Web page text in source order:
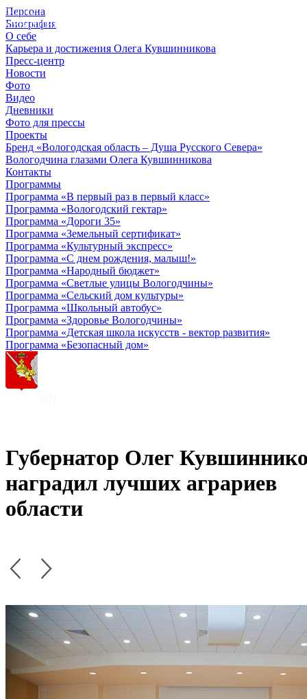
Персона
Биография
О себе
Карьера и достижения Олега Кувшинникова
Пресс-центр
Новости
Фото
Видео
Дневники
Фото для прессы
Проекты
Бренд «Вологодская область – Душа Русского Севера»
Вологодчина глазами Олега Кувшинникова
Контакты
Программы
Программа «В первый раз в первый класс»
Программа «Вологодский гектар»
Программа «Дороги 35»
Программа «Земельный сертификат»
Программа «Культурный экспресс»
Программа «С днем рождения, малыш!»
Программа «Народный бюджет»
Программа «Светлые улицы Вологодчины»
Программа «Сельский дом культуры»
Программа «Школьный автобус»
Программа «Здоровье Вологодчины»
Программа «Детская школа искусств - вектор развития»
Программа «Безопасный дом»
Губернатор Олег
наградил лучших аграриев
области
© 2012 - 2023,
КУВШИННИКОВ О.А.